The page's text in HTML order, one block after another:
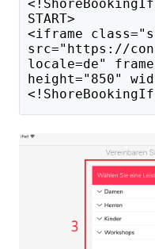
START>
<iframe
src="https://
locale=de"
height="850"